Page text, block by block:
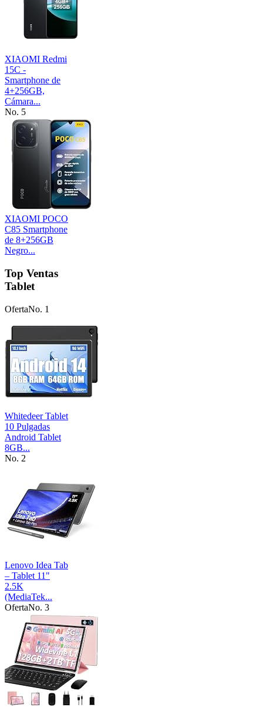
XIAOMI Redmi
15C -
Smartphone de
4+256GB,
Cámara...
No. 5
XIAOMI POCO
C85 Smartphone
de 8+256GB
Negro...
Top Ventas
Tablet
OfertaNo. 1
Whitedeer Tablet
10 Pulgadas
Android Tablet
8GB...
No. 2
Lenovo Idea Tab
– Tablet 11"
2.5K
(MediaTek...
OfertaNo. 3